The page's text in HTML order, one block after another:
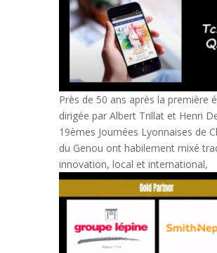
Près de 50 ans après la première
dirigée par Albert Trillat et Henri
19èmes Journées Lyonnaises de
du Genou ont habilement mixé
innovation, local et international,